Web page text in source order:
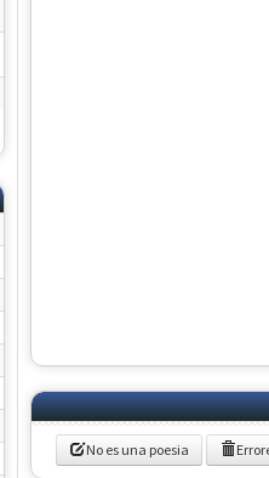
No es una poesia